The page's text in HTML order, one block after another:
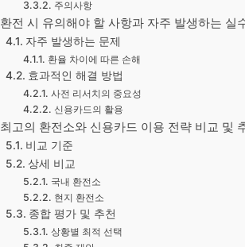
주의사항
환전 시 유의해야 할 사항과 자주 발생하는 실
자주 발생하는 문제
환율 차이에 따른 손해
효과적인 해결 방법
사전 리서치의 중요성
신용카드의 활용
최고의 환전소와 신용카드 이용 전략 비교 및
비교 기준
상세 비교
국내 환전소
현지 환전소
종합 평가 및 추천
상황별 최적 선택